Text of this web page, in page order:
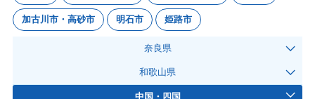
加古川市・高砂市 明石市 姫路市
奈良県
和歌山県
中国・四国